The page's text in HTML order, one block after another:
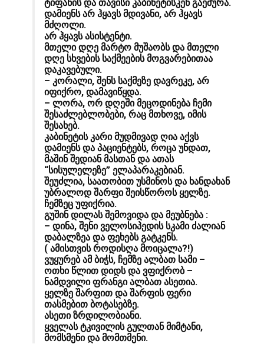
ტიფანის და თავისი კაბინეტისკენ გაეშურა.
დამიენს არ ჰყავს მდივანი, არ ჰყავს
მძღოლი.
არ ჰყავს ასისტენტი.
მთელი დღე მარტო მუშაობს და მთელი
დღე სხვების საქმეების მოგვარებითაა
დაკავებული.
– კორალი, შენს საქმეზე დავრეკე, არ
იფიქრო, დამავიწყდა.
– ლორა, ორ დღეში მეცოდინება ჩემი
შესაძლებლობები, რაც მთხოვე, იმის
შესახებ.
კაბინეტის კარი მუდმივად ღია აქვს
დამიენს და პაციენტებს, როცა უნდათ,
მაშინ შედიან მასთან და ათას
“სისულელეზე” ელაპარაკებიან.
შეუძლია, საათობით უსმინოს და ხანდახან
უბრალოდ შარფი შეისწოროს ყელზე.
ჩემზეც უფიქრია.
გუშინ დილას შემოვიდა და მეუბნება :
– დინა, შენი ველოსიპედის სკამი ძალიან
დაბალზეა და ფეხებს გატკენს.
( ამისთვის როდისღა მოიცალა?!)
ვუყურებ ამ ბიჭს, ჩემზე ალბათ სამი –
ოთხი წლით დიდს და ვფიქრობ –
ნამდვილი ფრანგი ალბათ ასეთია.
ყელზე შარფით და შარფის ფერი
თასმებით ბოტასებზე.
ასეთი ზრდილობიანი.
ყველას ტკივილის გულთან მიმტანი,
მომსმენი და მომთმენი.